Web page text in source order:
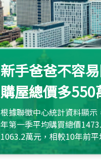
新手爸爸不容
購屋總價多550
根據聯徵中心統計資料顯
年第一季平均購買總價
1063.2萬元，相較10年前
約550萬元，且貸款金額也多